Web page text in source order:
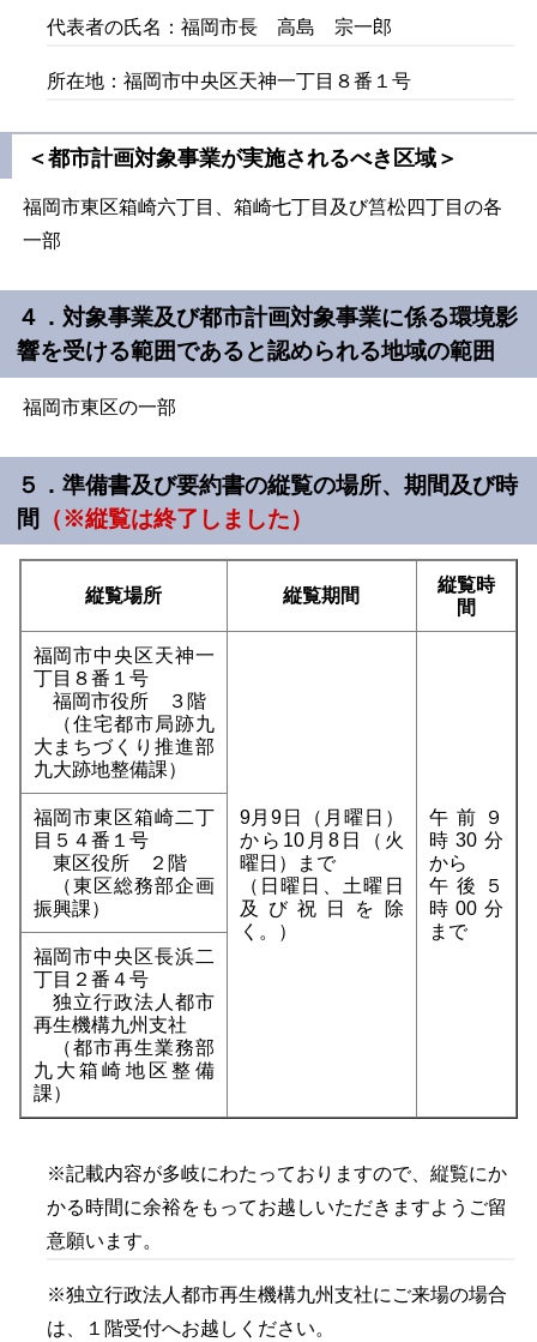
代表者の氏名：福岡市長 高島 宗一郎
所在地：福岡市中央区天神一丁目８番１号
＜都市計画対象事業が実施されるべき区域＞
福岡市東区箱崎六丁目、箱崎七丁目及び筥松四丁目の各
一部
４．対象事業及び都市計画対象事業に係る環境影
響を受ける範囲であると認められる地域の範囲
福岡市東区の一部
５．準備書及び要約書の縦覧の場所、期間及び時
間 （※縦覧は終了しました）
縦覧場所 縦覧期間
縦覧時
間
福岡市中央区天神一
丁目８番１号
福岡市役所 ３階
（住宅都市局跡九
大まちづくり推進部
九大跡地整備課）
9月9日（月曜日）
から10月8日（火
曜日）まで
（日曜日、土曜日
及び祝日を除
く。）
午前９
時30分
から
午後５
時00分
まで
福岡市東区箱崎二丁
目５４番１号
東区役所 ２階
（東区総務部企画
振興課）
福岡市中央区長浜二
丁目２番４号
独立行政法人都市
再生機構九州支社
（都市再生業務部
九大箱崎地区整備
課）
※記載内容が多岐にわたっておりますので、縦覧にか
かる時間に余裕をもってお越しいただきますようご留
意願います。
※独立行政法人都市再生機構九州支社にご来場の場合
は、１階受付へお越しください。